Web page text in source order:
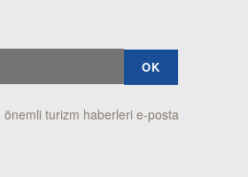
turizm haberleri e-posta